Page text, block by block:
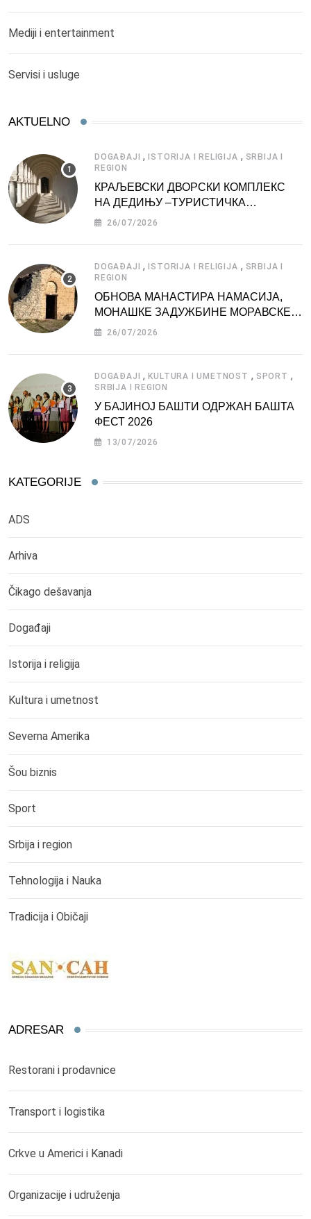
Mediji i entertainment
Servisi i usluge
AKTUELNO
DOGAĐAJI , ISTORIJA I RELIGIJA , SRBIJA I
REGION
КРАЉЕВСКИ ДВОРСКИ КОМПЛЕКС
НА ДЕДИЊУ –ТУРИСТИЧКА
АТРАКЦИЈА
26/07/2026
DOGAĐAJI , ISTORIJA I RELIGIJA , SRBIJA I
REGION
ОБНОВА МАНАСТИРА НАМАСИЈА,
МОНАШКЕ ЗАДУЖБИНЕ МОРАВСКЕ
СРБИЈЕ
26/07/2026
DOGAĐAJI ,KULTURA I UMETNOST , SPORT ,
SRBIJA I REGION
У БАЈИНОЈ БАШТИ ОДРЖАН БАШТА
ФЕСТ 2026
13/07/2026
KATEGORIJE
ADS
Arhiva
Čikago dešavanja
Događaji
Istorija i religija
Kultura i umetnost
Severna Amerika
Šou biznis
Sport
Srbija i region
Tehnologija i Nauka
Tradicija i Običaji
ADRESAR
Restorani i prodavnice
Transport i logistika
Crkve u Americi i Kanadi
Organizacije i udruženja